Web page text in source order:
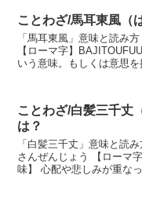
ことわざ/馬耳東風（
「馬耳東風」意味と読み方 【表記】馬耳東風 【読み】ばじとうふう
【ローマ字】BAJITOUFUU 【意味】 何を言われても一切動じないと
いう意味。もしくは意思を押し通す
ことわざ/白髪三千丈
は？
「白髪三千丈」意味と読み方 【表記】白髪三千丈 【読み】は
さんぜんじょう 【ローマ字
味】 心配や悲しみが重な